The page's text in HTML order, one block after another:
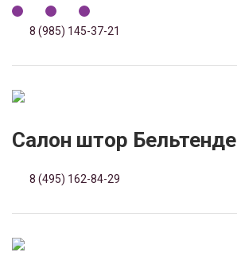
8 (985) 145-37-21
Салон штор Бельтенде
8 (495) 162-84-29